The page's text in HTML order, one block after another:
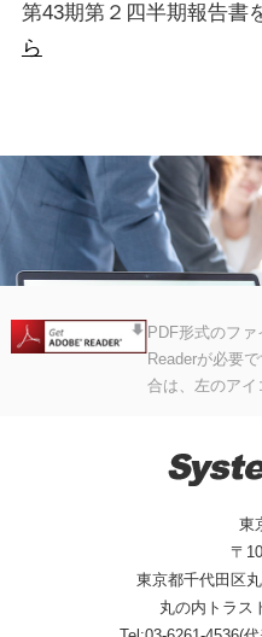
第43期第２四半期報告書
ら
PDF形式のフ
Readerが必要
合は、左のアイ
東
〒
東京都千代田区
丸の内トラス